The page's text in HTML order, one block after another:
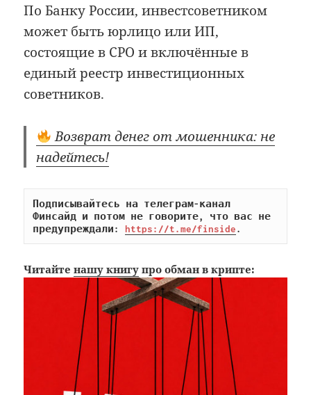
По Банку России, инвестсоветником
может быть юрлицо или ИП,
состоящие в СРО и включённые в
единый реестр инвестиционных
советников.
Возврат денег от мошенника: не
надейтесь!
Подписывайтесь на телеграм-канал
Финсайд и потом не говорите, что вас не
предупреждали: https://t.me/finside.
Читайтенашу книгу про обман в крипте: